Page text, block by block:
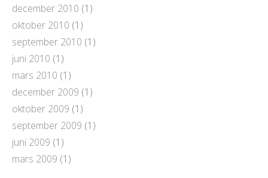
december 2010 (1)
oktober 2010 (1)
september 2010 (1)
juni 2010 (1)
mars 2010 (1)
december 2009 (1)
oktober 2009 (1)
september 2009 (1)
juni 2009 (1)
mars 2009 (1)